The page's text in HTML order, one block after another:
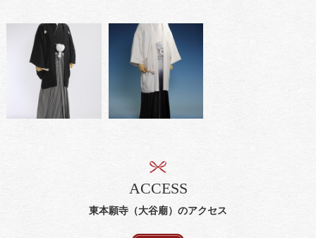
東本願寺（大谷廟）のアクセス
ACCESS